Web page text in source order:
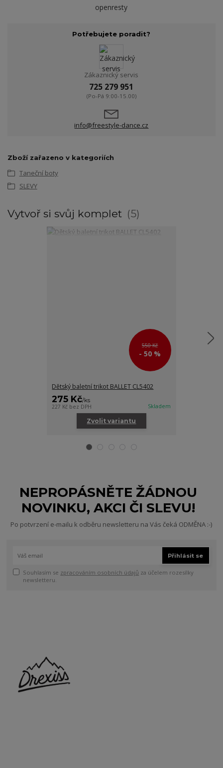
openresty
Potřebujete poradit?
Zákaznický servis
725 279 951
(Po-Pá 9:00-15.00)
info@freestyle-dance.cz
Zboží zařazeno v kategoriích
Taneční boty
SLEVY
Vytvoř si svůj komplet 5
550 Kč
- 50 %
Dětský baletní trikot BALLET CL5402
275 Kč/ks
227 Kč bez DPH Skladem
Zvolit variantu
NEPROPÁSNĚTE ŽÁDNOU
NOVINKU, AKCI ČI SLEVU!
Po potvrzení e-mailu k odběru newsletteru na Vás čeká ODMĚNA :-)
Přihlásit se
Souhlasím se zpracováním osobních údajů za účelem rozesílky
newsletteru.